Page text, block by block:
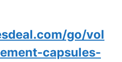
go/vol
capsules-